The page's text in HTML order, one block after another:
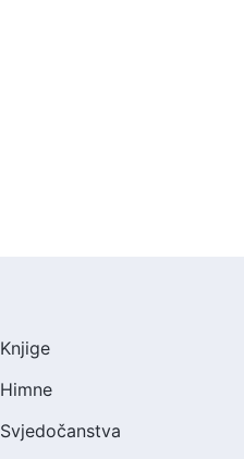
Knjige
Himne
Svjedočanstva